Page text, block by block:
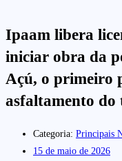
Ipaam libera
iniciar obra da
Açú, o primeiro
asfaltamento do
Categoria: Principais
15 de maio de 2026